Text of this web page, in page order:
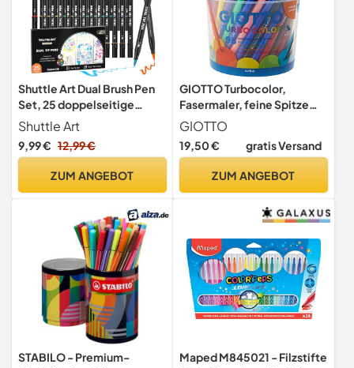
Shuttle Art Dual Brush Pen
Set, 25 doppelseitige
Pinselstifte, Filzstifte
Dicke und Dünne,
Aquarellstifte mit Malbuch
Erwachsene zum Malen
Shuttle Art
9,99 € 12,99 €
ZUM ANGEBOT
GIOTTO Turbocolor,
Fasermaler, feine Spitze
mit einem Durchmesser von
2,8 mm, Runddose aus Bio-
Kunststoff, 12 Farben je 8
GIOTTO
19,50 € gratis Versand
ZUM ANGEBOT
STABILO - Premium-
Maped M845021 - Filzstifte